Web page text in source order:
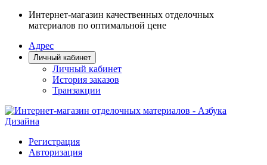
Интернет-магазин качественных отделочных
материалов по оптимальной цене
Адрес
Личный кабинет
Личный кабинет
История заказов
Транзакции
Регистрация
Авторизация